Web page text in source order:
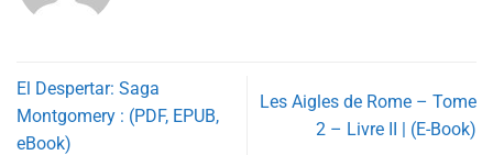
El Despertar: Saga
Montgomery : (PDF, EPUB,
eBook)
Les Aigles de Rome – Tome
2 – Livre II | (E-Book)